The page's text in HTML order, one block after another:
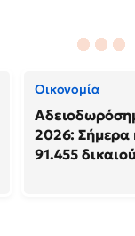
Οικονομία
2026: Σήμερα
91.455